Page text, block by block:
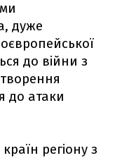
дуже
до війни з
до атаки
регіону з